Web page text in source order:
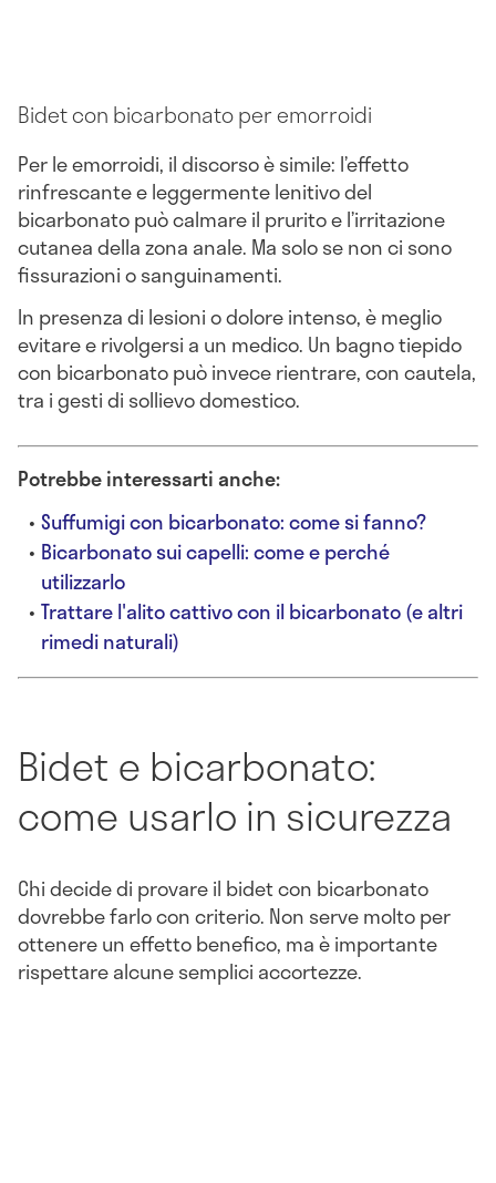
Bidet con bicarbonato per emorroidi
Per le emorroidi, il discorso è simile: l’effetto
rinfrescante e leggermente lenitivo del
bicarbonato può calmare il prurito e l’irritazione
cutanea della zona anale. Ma solo se non ci sono
fissurazioni o sanguinamenti.
In presenza di lesioni o dolore intenso, è meglio
evitare e rivolgersi a un medico. Un bagno tiepido
con bicarbonato può invece rientrare, con cautela,
tra i gesti di sollievo domestico.
Potrebbe interessarti anche:
Suffumigi con bicarbonato: come si fanno?
Bicarbonato sui capelli: come e perché
utilizzarlo
Trattare l'alito cattivo con il bicarbonato (e altri
rimedi naturali)
Bidet e bicarbonato:
come usarlo in sicurezza
Chi decide di provare il bidet con bicarbonato
dovrebbe farlo con criterio. Non serve molto per
ottenere un effetto benefico, ma è importante
rispettare alcune semplici accortezze.